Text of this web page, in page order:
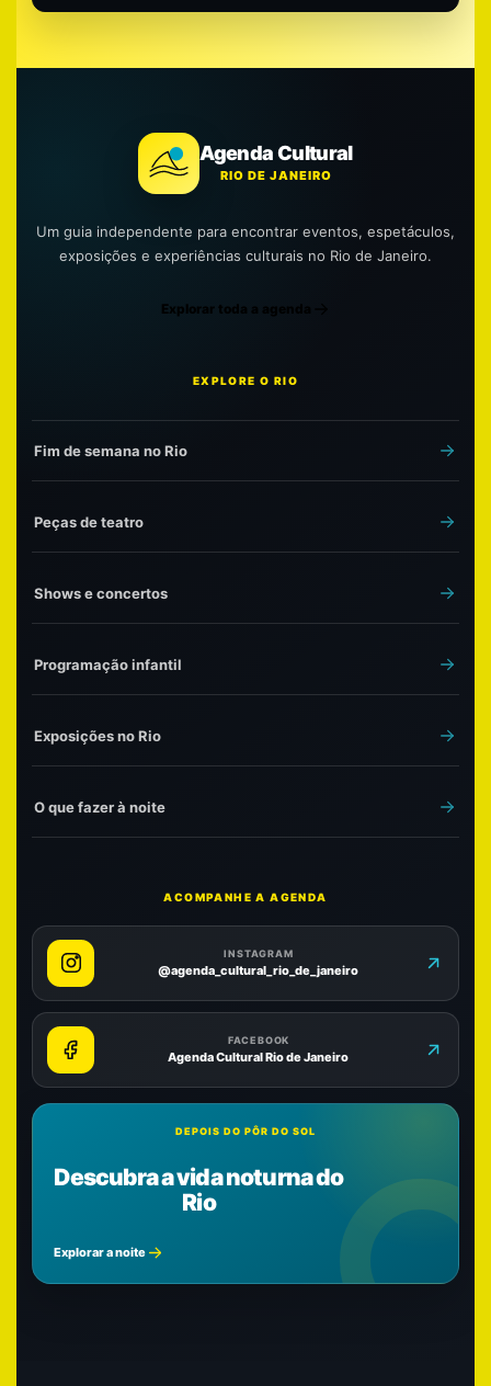
Agenda Cultural
RIO DE JANEIRO
Um guia independente para encontrar eventos, espetáculos,
exposições e experiências culturais no Rio de Janeiro.
Explorar toda a agenda
EXPLORE O RIO
Fim de semana no Rio
Peças de teatro
Shows e concertos
Programação infantil
Exposições no Rio
O que fazer à noite
ACOMPANHE A AGENDA
INSTAGRAM
@agenda_cultural_rio_de_janeiro
FACEBOOK
Agenda Cultural Rio de Janeiro
DEPOIS DO PÔR DO SOL
Descubra a vida noturna do
Rio
Explorar a noite